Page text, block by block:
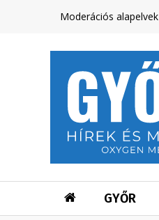
Moderációs alapelvek
GYŐR